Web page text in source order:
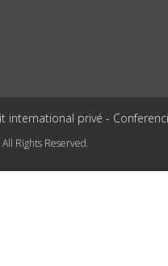
privé -
Rights Reserved.